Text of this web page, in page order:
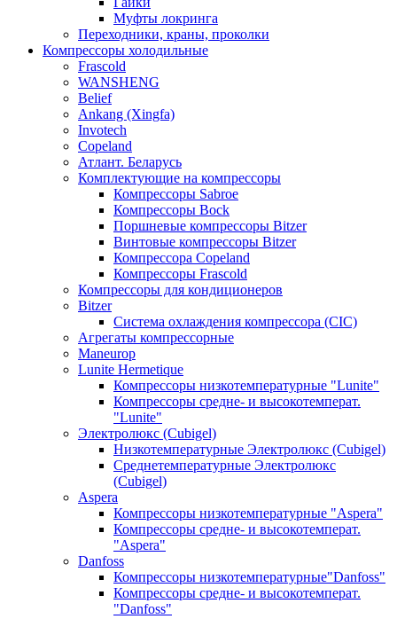
Муфты локринга
Переходники, краны, проколки
Компрессоры холодильные
Frascold
WANSHENG
Belief
Ankang (Xingfa)
Invotech
Copeland
Атлант. Беларусь
Комплектующие на компрессоры
Компрессоры Sabroe
Компрессоры Bock
Поршневые компрессоры Bitzer
Винтовые компрессоры Bitzer
Компрессора Copeland
Компрессоры Frascold
Компрессоры для кондиционеров
Bitzer
Система охлаждения компрессора (CIC)
Агрегаты компрессорные
Maneurop
Lunite Hermetique
Компрессоры низкотемпературные "Lunite"
Компрессоры средне- и высокотемперат.
"Lunite"
Электролюкс (Cubigel)
Низкотемпературные Электролюкс (Cubigel)
Среднетемпературные Электролюкс
(Cubigel)
Aspera
Компрессоры низкотемпературные "Aspera"
Компрессоры средне- и высокотемперат.
"Aspera"
Danfoss
Компрессоры низкотемпературные"Danfoss"
Компрессоры средне- и высокотемперат.
"Danfoss"